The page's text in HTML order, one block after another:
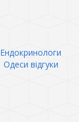
Ендокринологи
Одеси відгуки